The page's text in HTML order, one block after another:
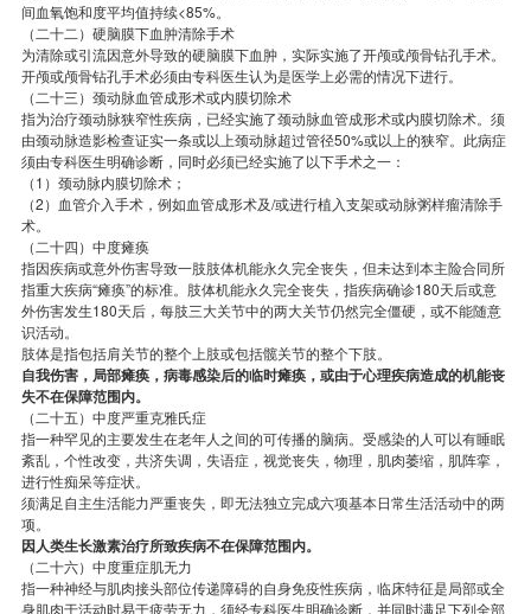
间血氧饱和度平均值持续<85%。
（二十二）硬脑膜下血肿清除手术
为清除或引流因意外导致的硬脑膜下血肿，实际实施了开颅或颅骨钻孔手术。
开颅或颅骨钻孔手术必须由专科医生认为是医学上必需的情况下进行。
（二十三）颈动脉血管成形术或内膜切除术
指为治疗颈动脉狭窄性疾病，已经实施了颈动脉血管成形术或内膜切除术。须
由颈动脉造影检查证实一条或以上颈动脉超过管径50%或以上的狭窄。此病症
须由专科医生明确诊断，同时必须已经实施了以下手术之一：
（1）颈动脉内膜切除术；
（2）血管介入手术，例如血管成形术及/或进行植入支架或动脉粥样瘤清除手
术。
（二十四）中度瘫痪
指因疾病或意外伤害导致一肢肢体机能永久完全丧失，但未达到本主险合同所
指重大疾病“瘫痪”的标准。肢体机能永久完全丧失，指疾病确诊180天后或意
外伤害发生180天后，每肢三大关节中的两大关节仍然完全僵硬，或不能随意
识活动。
肢体是指包括肩关节的整个上肢或包括髋关节的整个下肢。
自我伤害，局部瘫痪，病毒感染后的临时瘫痪，或由于心理疾病造成的机能丧
失不在保障范围内。
（二十五）中度严重克雅氏症
指一种罕见的主要发生在老年人之间的可传播的脑病。受感染的人可以有睡眠
紊乱，个性改变，共济失调，失语症，视觉丧失，物理，肌肉萎缩，肌阵挛，
进行性痴呆等症状。
须满足自主生活能力严重丧失，即无法独立完成六项基本日常生活活动中的两
项。
因人类生长激素治疗所致疾病不在保障范围内。
（二十六）中度重症肌无力
指一种神经与肌肉接头部位传递障碍的自身免疫性疾病，临床特征是局部或全
身肌肉于活动时易于疲劳无力，须经专科医生明确诊断，并同时满足下列全部